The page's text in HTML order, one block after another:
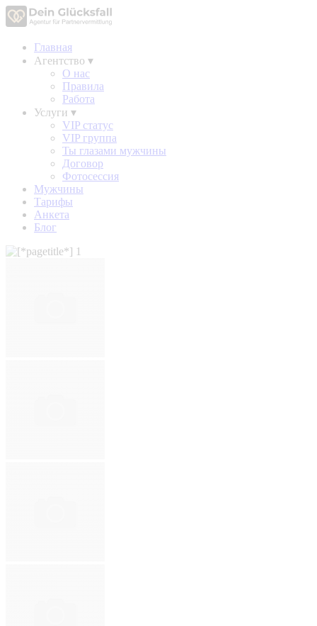
Главная
Агентство ▾
О нас
Правила
Работа
Услуги ▾
VIP статус
VIP группа
Ты глазами мужчины
Договор
Фотосессия
Мужчины
Тарифы
Анкета
Блог